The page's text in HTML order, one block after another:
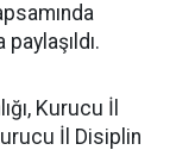
Kurucu İl
İl Disiplin